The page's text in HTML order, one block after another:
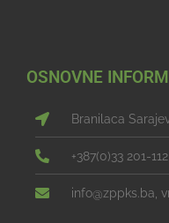
OSNOVNE
Branilaca
+387(0)33 201-
info@zppks.ba,